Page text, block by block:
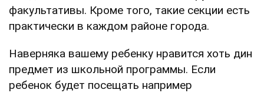
факультативы. Кроме того, такие секции есть
практически в каждом районе города.
Наверняка вашему ребенку нравится хоть дин
предмет из школьной программы. Если
ребенок будет посещать например